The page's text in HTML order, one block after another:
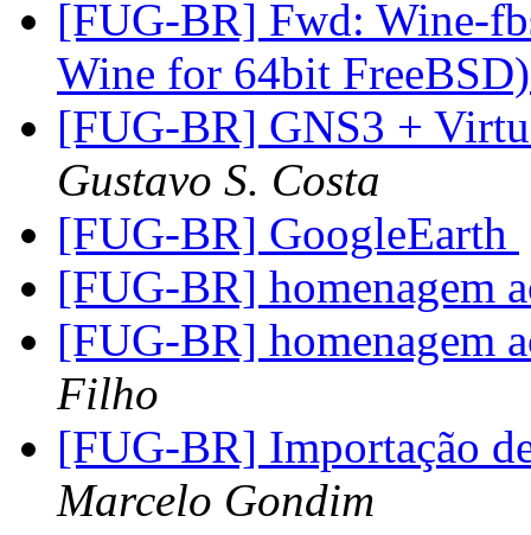
[FUG-BR] Fwd: Wine-
Wine for 64bit
[FUG-BR] GNS3 +
Gustavo S. Costa
[FUG-BR] GoogleEarth
[FUG-BR] homenagem
[FUG-BR] homenagem
Filho
[FUG-BR] Importação
Marcelo Gondim